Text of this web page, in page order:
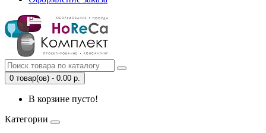
0 товар(ов) - 0.00 р.
В корзине пусто!
Категории